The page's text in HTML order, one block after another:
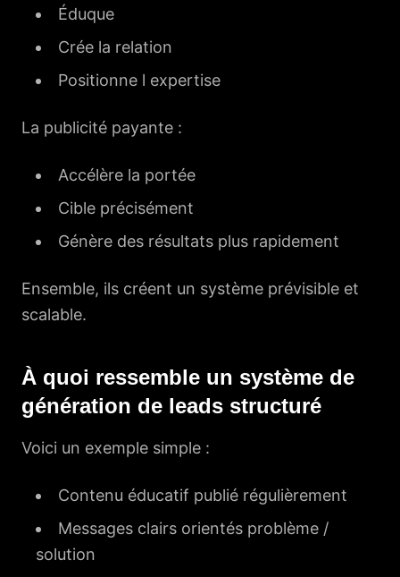
Éduque
Crée la relation
Positionne l expertise
La publicité payante :
Accélère la portée
Cible précisément
Génère des résultats plus rapidement
Ensemble, ils créent un système prévisible et
scalable.
À quoi ressemble un système de
génération de leads structuré
Voici un exemple simple :
Contenu éducatif publié régulièrement
Messages clairs orientés problème /
solution